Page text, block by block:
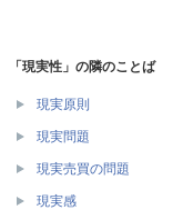
「現実性」の隣のことば
現実原則
現実問題
現実売買の問題
現実感